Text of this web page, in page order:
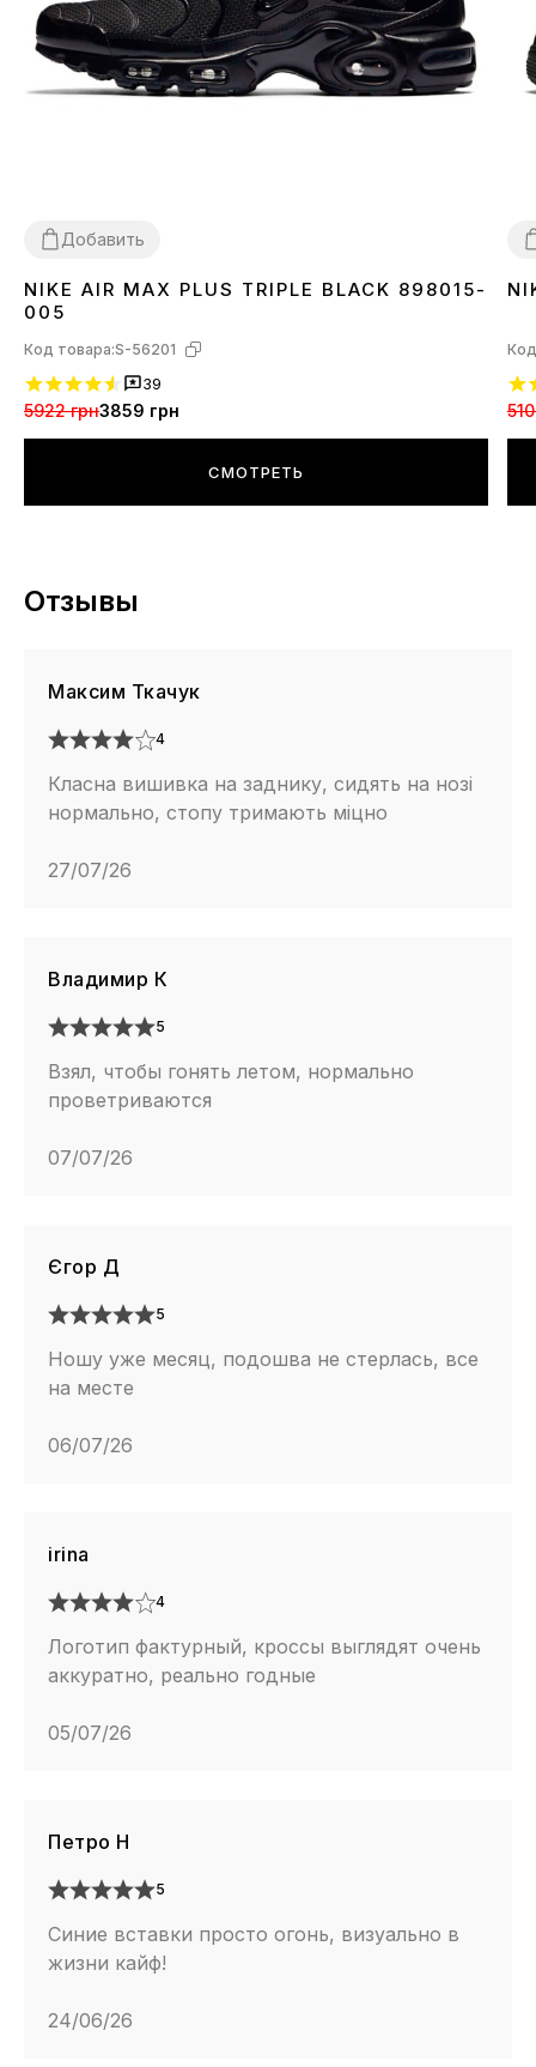
Добавить
3637 38 39 404142 434445
NIKE AIR MAX PLUS TRIPLE BLACK 898015-
005
Код товара:S-56201
39
5922 грн3859 грн
СМОТРЕТЬ
Отзывы
Максим Ткачук
4
Класна вишивка на заднику, сидять на нозі
нормально, стопу тримають міцно
27/07/26
Владимир К
5
Взял, чтобы гонять летом, нормально
проветриваются
07/07/26
Єгор Д
5
Ношу уже месяц, подошва не стерлась, все
на месте
06/07/26
irina
4
Логотип фактурный, кроссы выглядят очень
аккуратно, реально годные
05/07/26
Петро Н
5
Синие вставки просто огонь, визуально в
жизни кайф!
24/06/26